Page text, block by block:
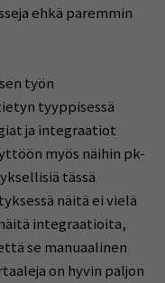
ehkä paremmin
työn
tyyppisessä
ja integraatiot
myös näihin pk-
tässä
näitä ei vielä
integraatioita,
se manuaalinen
on hyvin paljon